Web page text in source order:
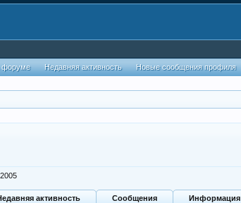
активность Сообщения Информация
форуме Недавняя активность Новые сообщения профиля